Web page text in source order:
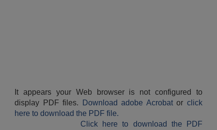
It appears your Web browser is not configured to
display PDF files.
Download adobe Acrobatorclick
here to download the PDF file.
Click here to download the PDF